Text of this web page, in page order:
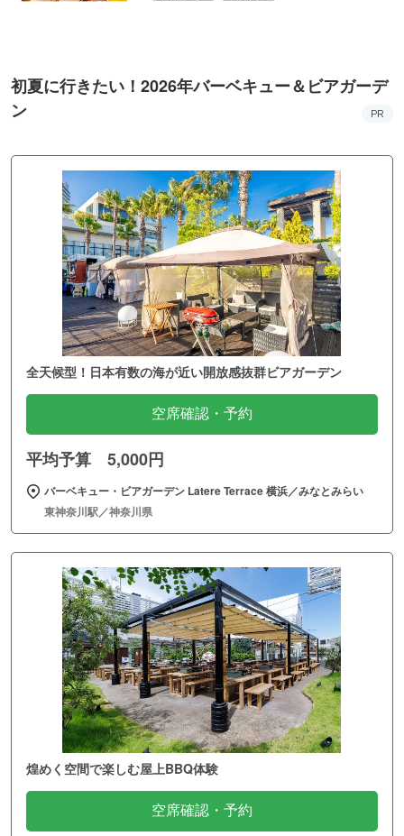
初夏に行きたい！2026年バーベキュー＆ビアガーデ
ン
PR
全天候型！日本有数の海が近い開放感抜群ビアガーデン
空席確認・予約
平均予算 5,000円
バーベキュー・ビアガーデン Latere Terrace 横浜／みなとみらい
東神奈川駅／神奈川県
煌めく空間で楽しむ屋上BBQ体験
空席確認・予約